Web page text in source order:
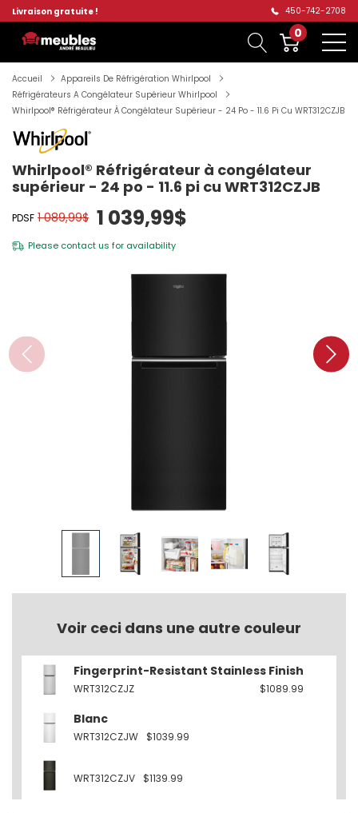
Livraison gratuite ! 450-742-2708
0
Accueil
Appareils De Réfrigération Whirlpool
Réfrigérateurs A Congélateur Supérieur Whirlpool
Whirlpool® Réfrigérateur À Congélateur Supérieur - 24 Po - 11.6 Pi Cu WRT312CZJB
Whirlpool® Réfrigérateur à congélateur
supérieur - 24 po - 11.6 pi cu WRT312CZJB
PDSF 1 089,99$ 1 039,99$
Please contact us for availability
Voir ceci dans une autre couleur
Fingerprint-Resistant Stainless Finish
WRT312CZJZ $1089.99
Blanc
WRT312CZJW $1039.99
WRT312CZJV $1139.99